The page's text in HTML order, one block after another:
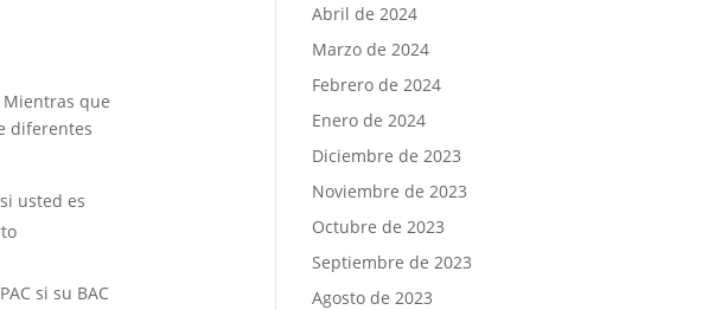
Mientras que
diferentes
usted es
si su BAC
Abril de 2024
Marzo de 2024
Febrero de 2024
Enero de 2024
Diciembre de 2023
Noviembre de 2023
Octubre de 2023
Septiembre de 2023
Agosto de 2023